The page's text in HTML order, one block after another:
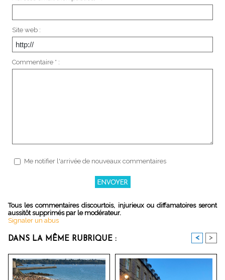
Site web :
Commentaire * :
Me notifier l'arrivée de nouveaux commentaires
Tous les commentaires discourtois, injurieux ou diffamatoires seront
aussitôt supprimés par le modérateur.
Signaler un abus
DANS LA MÊME RUBRIQUE : < >